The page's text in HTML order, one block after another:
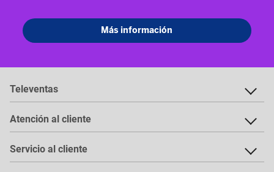
Televentas
Atención al cliente
Servicio al cliente